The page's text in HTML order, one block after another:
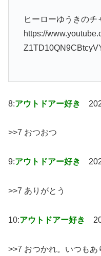
ヒーローゆうきのチ
https://
8:アウトドアー好き
>>7 おつおつ
9:アウトドアー好き
>>7 ありがとう
10:アウトドアー好き
>>7 おつかれ。いつもあ